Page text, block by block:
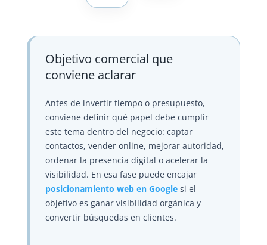
Objetivo comercial que
conviene aclarar
Antes de invertir tiempo o presupuesto,
conviene definir qué papel debe cumplir
este tema dentro del negocio: captar
contactos, vender online, mejorar autoridad,
ordenar la presencia digital o acelerar la
visibilidad. En esa fase puede encajar
posicionamiento web en Googlesi el
objetivo es ganar visibilidad orgánica y
convertir búsquedas en clientes.